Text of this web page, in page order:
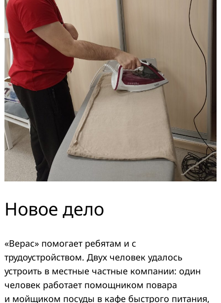
Новое дело
«Верас» помогает ребятам и с
трудоустройством. Двух человек удалось
устроить в местные частные компании: один
человек работает помощником повара
и мойщиком посуды в кафе быстрого питания,